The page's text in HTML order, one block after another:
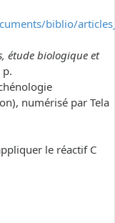
biblio/
étude biologique et
numérisé par Tela
le réactif C